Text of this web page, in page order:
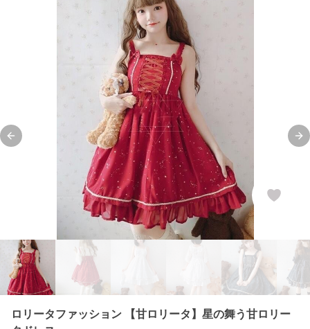
Previous slide
ロリータファッション 【甘ロリータ】星の舞う甘ロリー